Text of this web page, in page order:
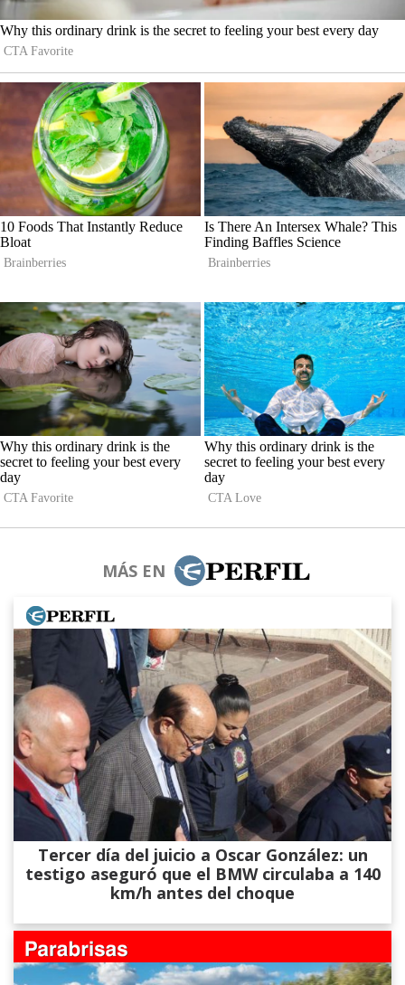
MÁS EN
Tercer día del juicio a Oscar González: un
testigo aseguró que el BMW circulaba a 140
km/h antes del choque